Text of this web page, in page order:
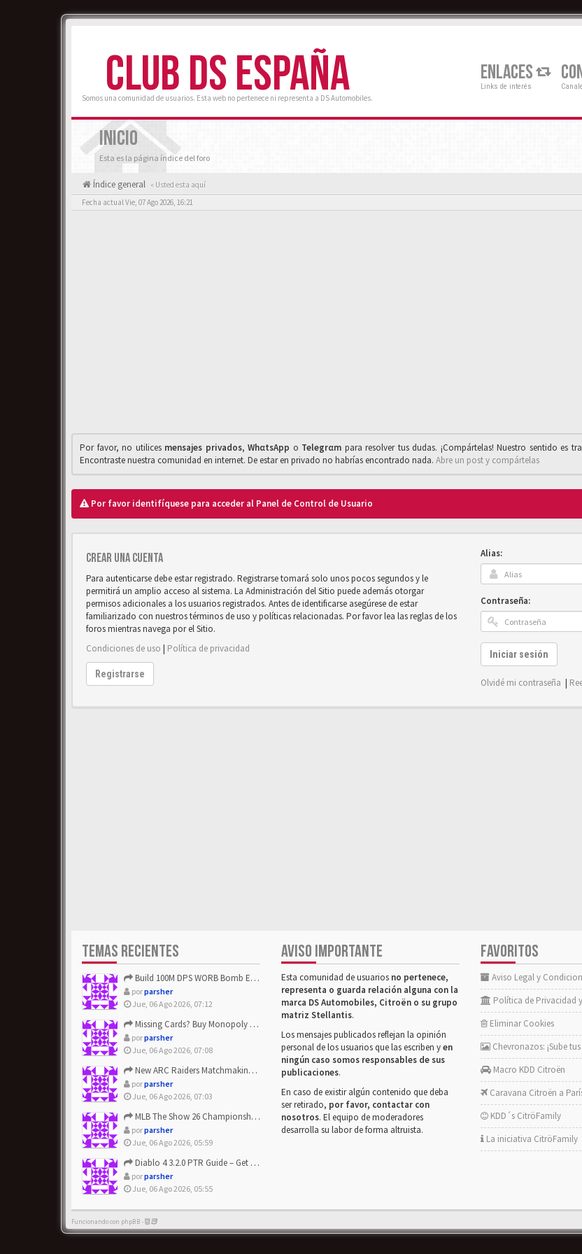
CLUB DS ESPAÑA
Somos una comunidad de usuarios. Esta web no pertenece ni representa a DS Automobiles.
ENLACES
Links de interés
INICIO
Esta es la página índice del foro
Índice general « Usted esta aquí
Fecha actual Vie, 07 Ago 2026, 16:21
Por favor, no utilices mensajes privados,WhαtsApp o Telegrαm para resolver tus dudas. ¡Compártelas! Nuestro sentido es
Encontraste nuestra comunidad en internet. De estar en privado no habrías encontrado nada. Abre un post y compártelas
Por favor identifíquese para acceder al Panel de Control de Usuario
Crear una cuenta
Para autenticarse debe estar registrado. Registrarse tomará solo unos pocos segundos y le
permitirá un amplio acceso al sistema. La Administración del Sitio puede además otorgar
permisos adicionales a los usuarios registrados. Antes de identificarse asegúrese de estar
familiarizado con nuestros términos de uso y políticas relacionadas. Por favor lea las reglas de los
foros mientras navega por el Sitio.
Condiciones de uso | Política de privacidad
Registrarse
Alias:
Contraseña:
Iniciar sesión
Olvidé mi contraseña |
TEMAS RECIENTES
Build 100M DPS WORB Bomb Elementalist Fast - Grab POE Curren...
porparsher
Jue, 06 Ago 2026, 07:12
Missing Cards? Buy Monopoly Go Happy Harvest with Looney Tun...
porparsher
Jue, 06 Ago 2026, 07:08
New ARC Raiders Matchmaking Update: Stop Failed - Grab Bluep...
porparsher
Jue, 06 Ago 2026, 07:03
MLB The Show 26 Championship Series Update! Get Cheap & ...
porparsher
Jue, 06 Ago 2026, 05:59
Diablo 4 3.2.0 PTR Guide – Get 8% Off Items Quickly to Test ...
porparsher
Jue, 06 Ago 2026, 05:55
AVISO IMPORTANTE
Esta comunidad de usuarios no pertenece,
representa o guarda relación alguna con la
marca DS Automobiles, Citroën o su grupo
matriz Stellantis.
Los mensajes publicados reflejan la opinión
personal de los usuarios que las escriben yen
ningún caso somos responsables de sus
publicaciones.
En caso de existir algún contenido que deba
ser retirado, por favor, contactar con
nosotros. El equipo de moderadores
desarrolla su labor de forma altruista.
FAVORITOS
Aviso Legal y
Política de Privacidad
Eliminar Cookies
Chevronazos: ¡Sube
Macro KDD Citroën
Caravana Citroën a
KDD´s CitröFamily
La iniciativa CitröFamily
Funcionando con phpBB -